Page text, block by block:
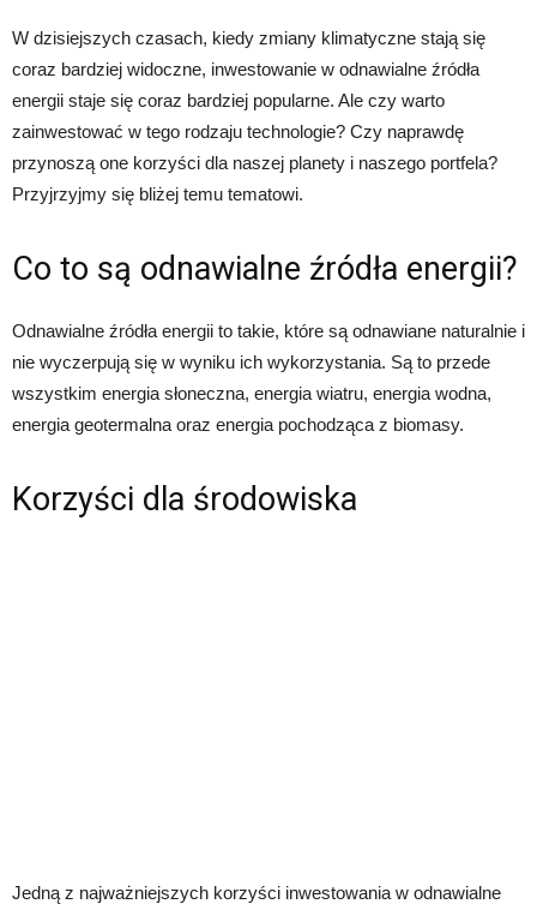
W dzisiejszych czasach, kiedy zmiany klimatyczne stają się
coraz bardziej widoczne, inwestowanie w odnawialne źródła
energii staje się coraz bardziej popularne. Ale czy warto
zainwestować w tego rodzaju technologie? Czy naprawdę
przynoszą one korzyści dla naszej planety i naszego portfela?
Przyjrzyjmy się bliżej temu tematowi.
Co to są odnawialne źródła energii?
Odnawialne źródła energii to takie, które są odnawiane naturalnie i
nie wyczerpują się w wyniku ich wykorzystania. Są to przede
wszystkim energia słoneczna, energia wiatru, energia wodna,
energia geotermalna oraz energia pochodząca z biomasy.
Korzyści dla środowiska
Jedną z najważniejszych korzyści inwestowania w odnawialne